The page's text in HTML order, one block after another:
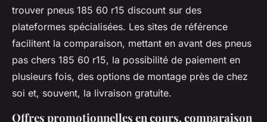
trouver pneus 185 60 r15 discount sur des
plateformes spécialisées. Les sites de référence
facilitent la comparaison, mettant en avant des pneus
pas chers 185 60 r15, la possibilité de paiement en
plusieurs fois, des options de montage près de chez
soi et, souvent, la livraison gratuite.
Offres promotionnelles en cours, comparaison